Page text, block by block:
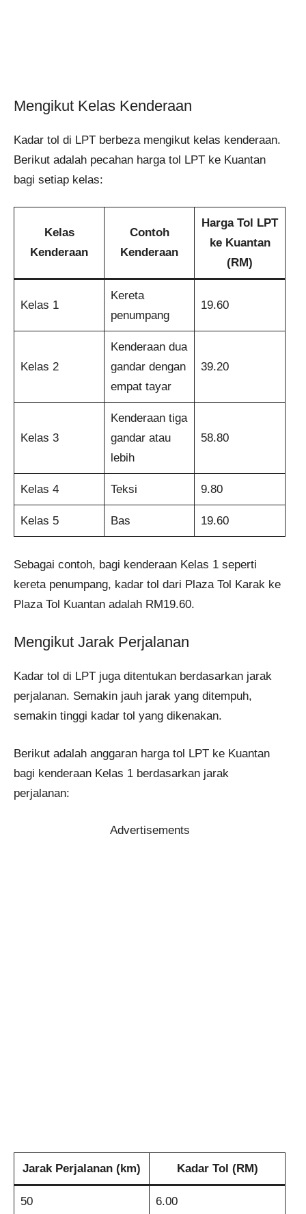
Mengikut Kelas Kenderaan
Kadar tol di LPT berbeza mengikut kelas kenderaan.
Berikut adalah pecahan harga tol LPT ke Kuantan
bagi setiap kelas:
Kelas
Kenderaan
Contoh
Kenderaan
Harga Tol LPT
ke Kuantan
(RM)
Kelas 1
Kereta
penumpang
19.60
Kelas 2
Kenderaan dua
gandar dengan
empat tayar
39.20
Kelas 3
Kenderaan tiga
gandar atau
lebih
58.80
Kelas 4 Teksi 9.80
Kelas 5 Bas 19.60
Sebagai contoh, bagi kenderaan Kelas 1 seperti
kereta penumpang, kadar tol dari Plaza Tol Karak ke
Plaza Tol Kuantan adalah RM19.60.
Mengikut Jarak Perjalanan
Kadar tol di LPT juga ditentukan berdasarkan jarak
perjalanan. Semakin jauh jarak yang ditempuh,
semakin tinggi kadar tol yang dikenakan.
Berikut adalah anggaran harga tol LPT ke Kuantan
bagi kenderaan Kelas 1 berdasarkan jarak
perjalanan:
Advertisements
Jarak Perjalanan (km) Kadar Tol (RM)
50 6.00